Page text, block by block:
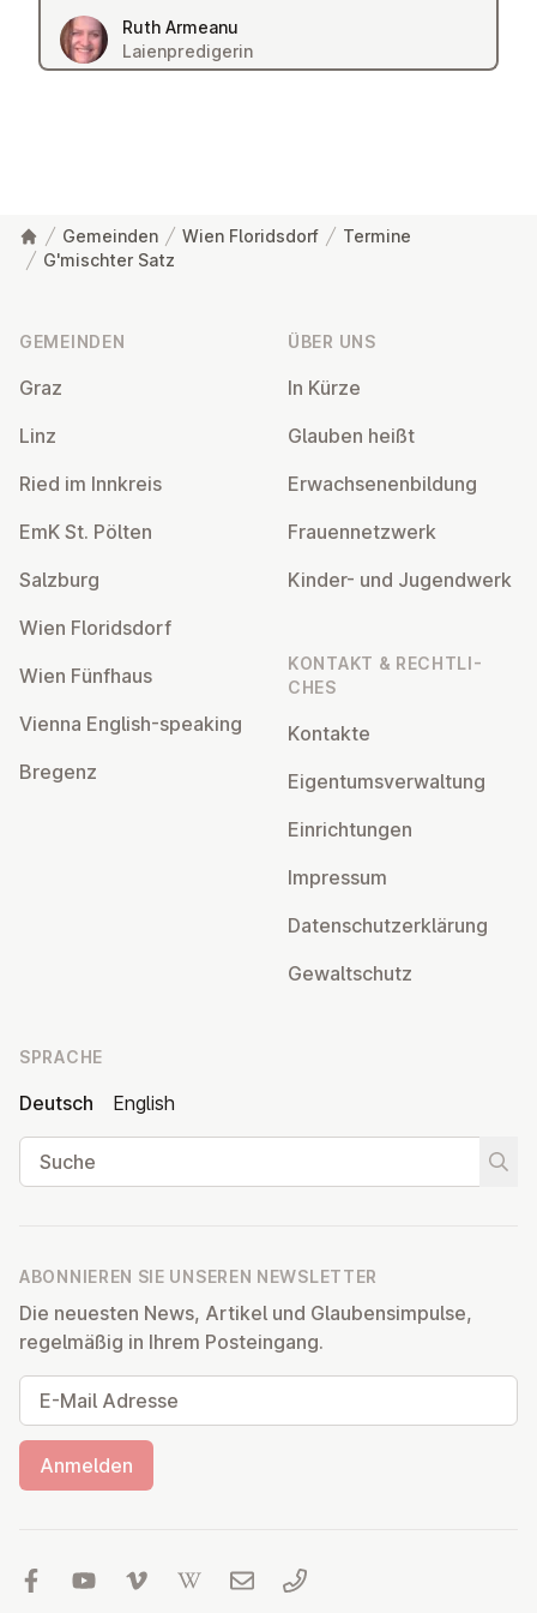
Ruth Armeanu
Laienpredigerin
Gemeinden Wien Floridsdorf
Termine
G'mischter Satz
GEMEINDEN
Graz
Linz
Ried im Innkreis
EmK St. Pölten
Salzburg
Wien Flo­rids­dorf
Wien Fünfhaus
Vienna English-speaking
Bregenz
ÜBER UNS
In Kürze
Glauben heißt
Er­wach­se­nen­bil­dung
Frau­en­netz­werk
Kinder- und Ju­gend­werk
KONTAKT & RECHT­LI­
CHES
Kontakte
Ei­gen­tums­ver­wal­tung
Ein­rich­tun­gen
Impressum
Da­ten­schutz­er­klä­rung
Ge­walt­schutz
SPRACHE
Deutsch
English
Suche
ABONNIEREN SIE UNSEREN NEWSLETTER
Die neuesten News, Artikel und Glaubensimpulse,
regelmäßig in Ihrem Posteingang.
E-Mail Adresse
Anmelden